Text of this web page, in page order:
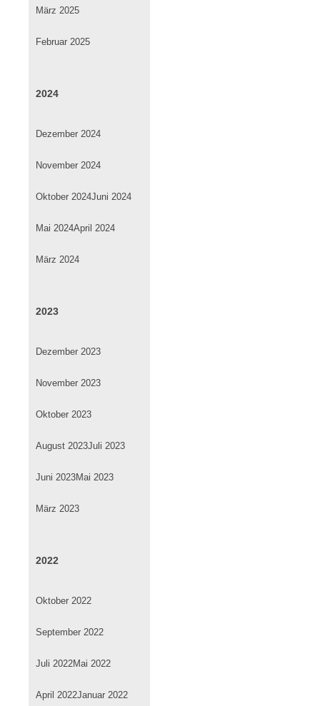
März 2025
Februar 2025
2024
Dezember 2024
November 2024
Oktober 2024Juni 2024
Mai 2024April 2024
März 2024
2023
Dezember 2023
November 2023
Oktober 2023
August 2023Juli 2023
Juni 2023Mai 2023
März 2023
2022
Oktober 2022
September 2022
Juli 2022Mai 2022
April 2022Januar 2022